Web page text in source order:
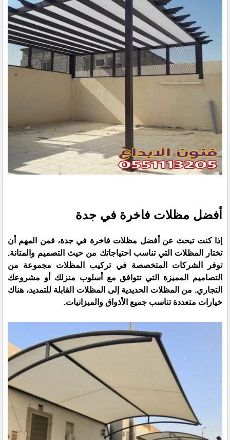
أفضل مظلات فاخرة في جدة
إذا كنت تبحث عن أفضل مظلات فاخرة في جدة، فمن المهم أن
تختار المظلات التي تناسب احتياجاتك من حيث التصميم والمتانة.
توفر الشركات المتخصصة في تركيب المظلات مجموعة من
التصاميم المميزة التي تتوافق مع أسلوب منزلك أو مشروعك
التجاري. من المظلات الحديدية إلى المظلات القابلة للتمديد، هناك
خيارات متعددة تناسب جميع الأذواق والميزانيات.